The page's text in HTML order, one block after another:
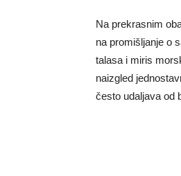
Na prekrasnim
na promišljanje o
talasa i miris
naizgled
često udaljava od